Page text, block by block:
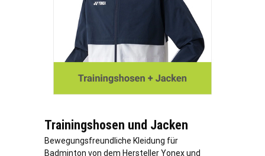
Trainingshosen und Jacken
Bewegungsfreundliche Kleidung für
Badminton von dem Hersteller Yonex und